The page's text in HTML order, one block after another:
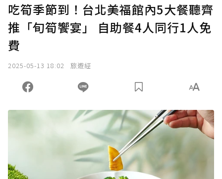
吃筍季節到！台北美福館內5大餐聽齊
推「旬筍饗宴」 自助餐4人同行1人免
費
2025-05-13 18:02 旅遊經